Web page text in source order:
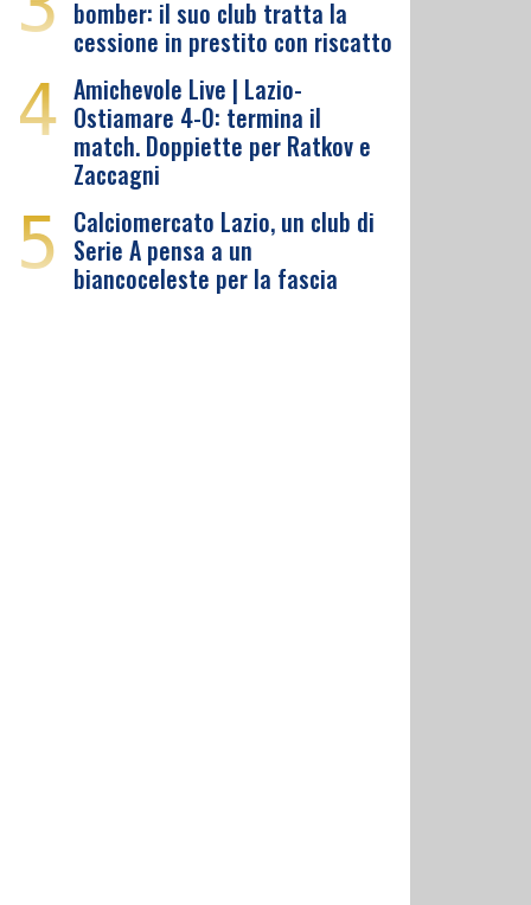
bomber: il suo club tratta la
cessione in prestito con riscatto
4 Amichevole Live | Lazio-
Ostiamare 4-0: termina il
match. Doppiette per Ratkov e
Zaccagni
5 Calciomercato Lazio, un club di
Serie A pensa a un
biancoceleste per la fascia